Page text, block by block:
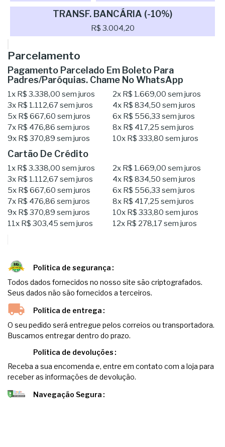
TRANSF. BANCÁRIA (-10%)
R$ 3.004,20
Parcelamento
Pagamento Parcelado Em Boleto Para
Padres/Paróquias. Chame No WhatsApp
1x R$ 3.338,00 sem juros 2x R$ 1.669,00 sem juros
3x R$ 1.112,67sem juros 4x R$ 834,50 sem juros
5x R$ 667,60 sem juros 6x R$ 556,33 sem juros
7x R$ 476,86 sem juros 8x R$ 417,25 sem juros
9x R$ 370,89 sem juros 10x R$ 333,80 sem juros
Cartão De Crédito
1x R$ 3.338,00 sem juros 2x R$ 1.669,00 sem juros
3x R$ 1.112,67sem juros 4x R$ 834,50 sem juros
5x R$ 667,60 sem juros 6x R$ 556,33 sem juros
7x R$ 476,86 sem juros 8x R$ 417,25 sem juros
9x R$ 370,89 sem juros 10x R$ 333,80 sem juros
11x R$ 303,45 sem juros 12x R$ 278,17sem juros
Política de segurança
Todos dados fornecidos no nosso site são criptografados.
Seus dados não são fornecidos a terceiros.
Política de entrega
O seu pedido será entregue pelos correios ou transportadora.
Buscamos entregar dentro do prazo.
Política de devoluções
Receba a sua encomenda e, entre em contato com a loja para
receber as informações de devolução.
Navegação Segura